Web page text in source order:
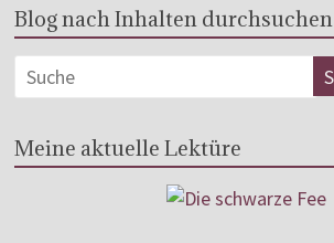
Blog nach Inhalten durchsuchen
Meine aktuelle Lektüre